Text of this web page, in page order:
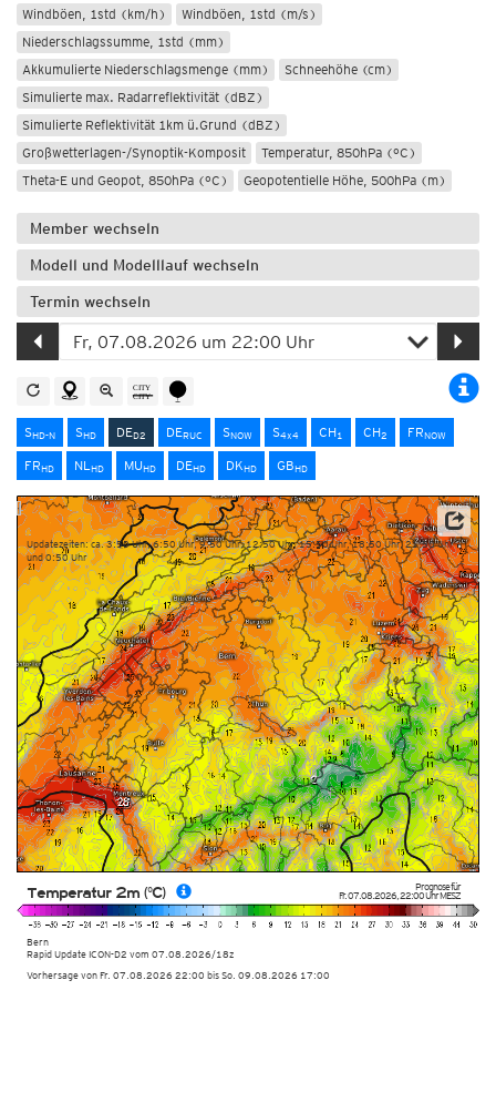
Windböen, 1std (km/h)
Windböen, 1std (m/s)
Niederschlagssumme, 1std (mm)
Akkumulierte Niederschlagsmenge (mm)
Schneehöhe (cm)
Simulierte max. Radarreflektivität (dBZ)
Simulierte Reflektivität 1km ü.Grund (dBZ)
Großwetterlagen-/Synoptik-Komposit
Temperatur, 850hPa (°C)
Theta-E und Geopot, 850hPa (°C)
Geopotentielle Höhe, 500hPa (m)
Member wechseln
Modell und Modelllauf wechseln
Termin wechseln
SHD-N SHD DED2 DERUC SNOW S4x4 CH1 CH2 FRNOW
FRHD NLHD MUHD DEHD DKHD GBHD
Prognose für
Fr. 07.08.2026,22:00 UhrMESZ
Bern
Rapid Update ICON-D2 vom 07.08.2026/18z
Temperatur 2m (°C)
Updatezeiten: ca. 3:50 Uhr, 6:50 Uhr, 9:50 Uhr, 12:50 Uhr, 15:50 Uhr, 18:50 Uhr, 21:50 Uhr
und 0:50 Uhr
Vorhersage von Fr. 07.08.2026 22:00 bis So. 09.08.2026 17:00
Datenbasis: Deutscher Wetterdienst (DWD)